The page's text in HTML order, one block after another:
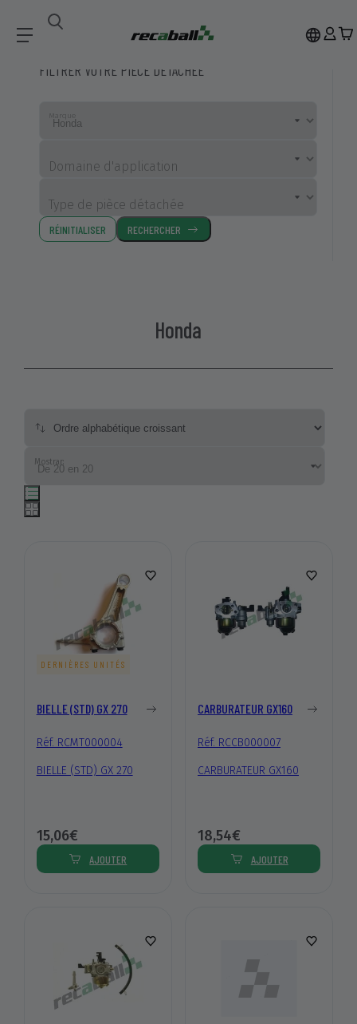
Pièces Détachées Compatibles
FILTRER VOTRE PIÈCE DÉTACHÉE
Marque
Domaine d'application
Type de pièce détachée
RÉINITIALISER RECHERCHER
Honda
Mostrar:
DERNIÈRES UNITÉS
BIELLE (STD) GX 270
Réf. RCMT000004
BIELLE (STD) GX 270
15,06€
AJOUTER
CARBURATEUR GX160
Réf. RCCB000007
CARBURATEUR GX160
18,54€
AJOUTER